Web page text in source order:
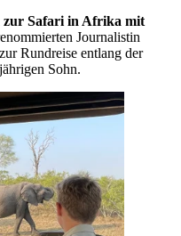
Safari in Afrika mit
Journalistin
Rundreise entlang der
Sohn.